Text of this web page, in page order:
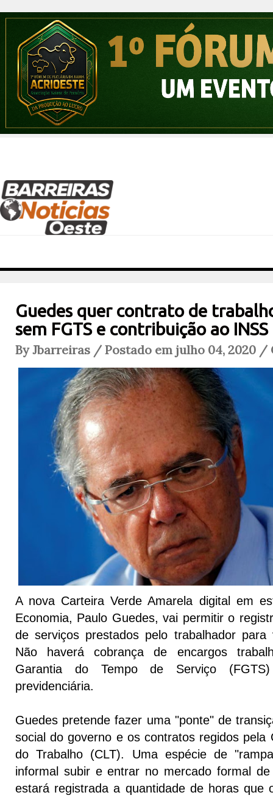
Guedes quer contrato de
sem FGTS e contribuição ao INSS
By Jbarreiras / Postado em julho 04, 2020 /
A nova Carteira Verde Amarela digital em
Economia, Paulo Guedes, vai permitir o
de serviços prestados pelo trabalhador para
Não haverá cobrança de encargos
Garantia do Tempo de Serviço
previdenciária.
Guedes pretende fazer uma "ponte" de
social do governo e os contratos regidos pela
do Trabalho (CLT). Uma espécie de
informal subir e entrar no mercado formal
estará registrada a quantidade de horas que